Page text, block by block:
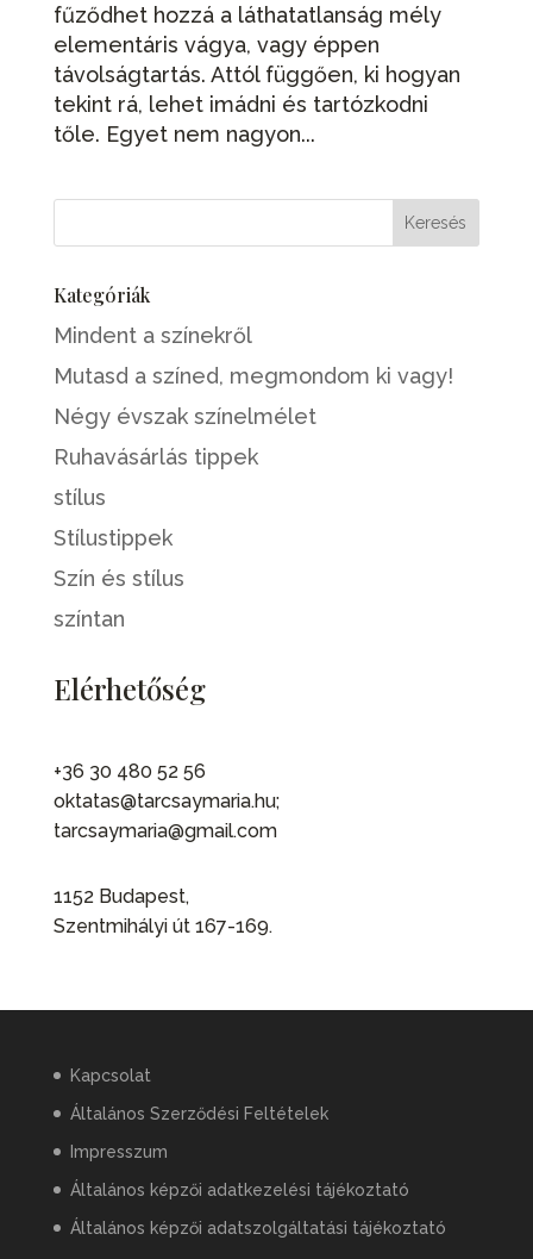
fűződhet hozzá a láthatatlanság mély
elementáris vágya, vagy éppen
távolságtartás. Attól függően, ki hogyan
tekint rá, lehet imádni és tartózkodni
tőle. Egyet nem nagyon...
Kategóriák
Mindent a színekről
Mutasd a színed, megmondom ki vagy!
Négy évszak színelmélet
Ruhavásárlás tippek
stílus
Stílustippek
Szín és stílus
színtan
Elérhetőség
+36 30 480 52 56
oktatas@tarcsaymaria.hu;
tarcsaymaria@gmail.com
1152 Budapest,
Szentmihályi út 167-169.
Kapcsolat
Általános Szerződési Feltételek
Impresszum
Általános képzői adatkezelési tájékoztató
Általános képzői adatszolgáltatási tájékoztató